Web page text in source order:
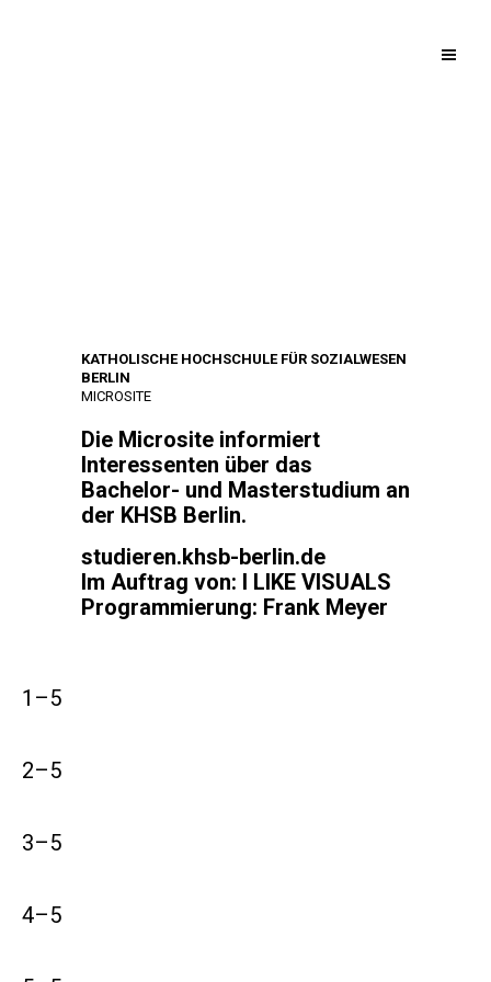
KATHOLISCHE HOCHSCHULE FÜR SOZIALWESEN
BERLIN
MICROSITE
Die Microsite informiert
Interessenten über das
Bachelor- und Masterstudium an
der KHSB Berlin.
studieren.khsb-berlin.de
Im Auftrag von: I LIKE VISUALS
Programmierung: Frank Meyer
1–5
2–5
3–5
4–5